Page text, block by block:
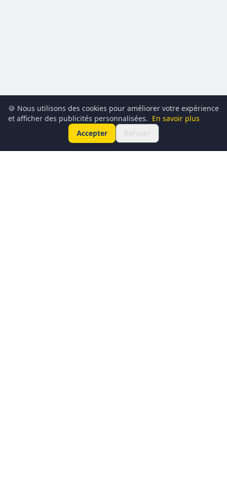
🍪 Nous utilisons des cookies pour améliorer votre expérience
et afficher des publicités personnalisées. En savoir plus
Accepter
Refuser